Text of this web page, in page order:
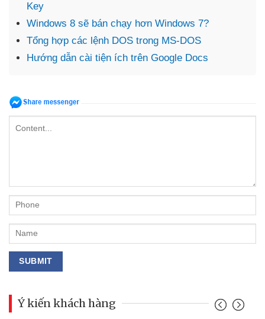
Key
Windows 8 sẽ bán chạy hơn Windows 7?
Tổng hợp các lệnh DOS trong MS-DOS
Hướng dẫn cài tiện ích trên Google Docs
Ý kiến khách hàng